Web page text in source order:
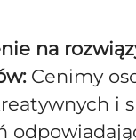
na
Cenimy
i